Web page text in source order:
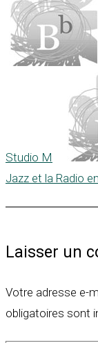
Studio M
Jazz et la Radio
Laisser un
Votre adresse e-
obligatoires sont